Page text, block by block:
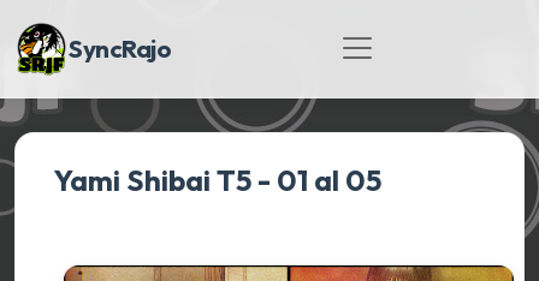
SyncRajo
Yami Shibai T5 - 01 al 05